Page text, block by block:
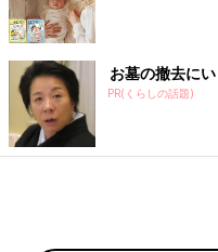
お墓の撤去に
PR(くらしの話題)